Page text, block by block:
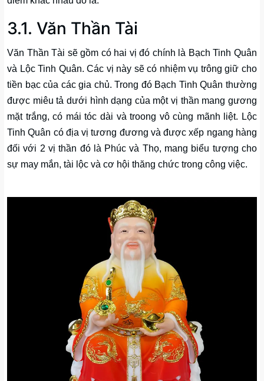
3.1. Văn Thần Tài
Văn Thần Tài sẽ gồm có hai vị đó chính là Bạch Tinh Quân
và Lộc Tinh Quân. Các vị này sẽ có nhiệm vụ trông giữ cho
tiền bạc của các gia chủ. Trong đó Bạch Tinh Quân thường
được miêu tả dưới hình dạng của một vị thần mang gương
mặt trắng, có mái tóc dài và troong vô cùng mãnh liệt. Lộc
Tinh Quân có địa vị tương đương và được xếp ngang hàng
đối với 2 vị thần đó là Phúc và Thọ, mang biểu tượng cho
sự may mắn, tài lộc và cơ hội thăng chức trong công việc.